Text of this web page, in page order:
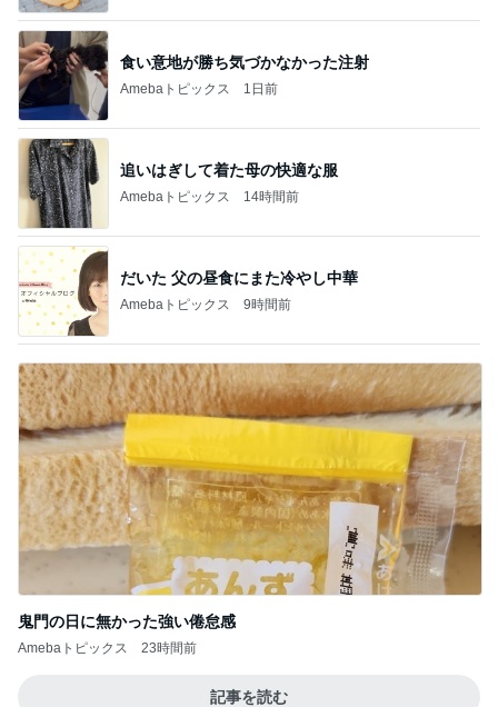
食い意地が勝ち気づかなかった注射
Amebaトピックス 1日前
追いはぎして着た母の快適な服
Amebaトピックス 14時間前
だいた 父の昼食にまた冷やし中華
Amebaトピックス 9時間前
鬼門の日に無かった強い倦怠感
Amebaトピックス 23時間前
記事を読む